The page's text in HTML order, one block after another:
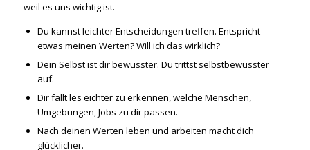
weil es uns wichtig ist.
Du kannst leichter Entscheidungen treffen. Entspricht
etwas meinen Werten? Will ich das wirklich?
Dein Selbst ist dir bewusster. Du trittst selbstbewusster
auf.
Dir fällt les eichter zu erkennen, welche Menschen,
Umgebungen, Jobs zu dir passen.
Nach deinen Werten leben und arbeiten macht dich
glücklicher.